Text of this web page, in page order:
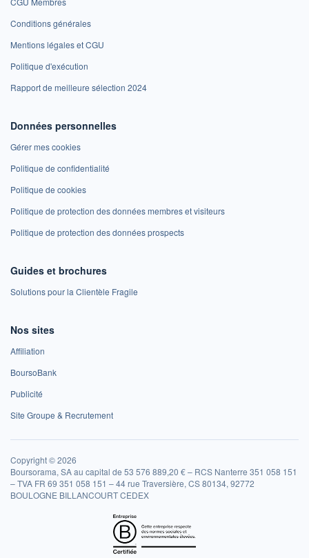
Conditions générales
Mentions légales et CGU
Politique d'exécution
Rapport de meilleure sélection 2024
Données personnelles
Gérer mes cookies
Politique de confidentialité
Politique de cookies
Politique de protection des données membres et visiteurs
Politique de protection des données prospects
Guides et brochures
Solutions pour la Clientèle Fragile
Nos sites
Affiliation
BoursoBank
Publicité
Site Groupe & Recrutement
Copyright © 2026
Boursorama, SA au capital de 53 576 889,20 € – RCS Nanterre 351 058 151
– TVA FR 69 351 058 151 – 44 rue Traversière, CS 80134, 92772
BOULOGNE BILLANCOURT CEDEX